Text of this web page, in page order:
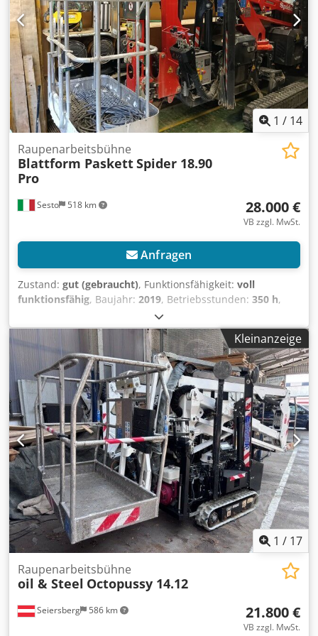
Lightlift 26.14 IIIS * 2018 * Diesel und 230 Volt * 1777
Betriebsstunden * 26 Meter Arbeitshöhe * 14 Meter
horizontale Reichweite * Verstellbare Ketten *
Fernbedienung * Verstellbare Abstützungen *
Abstützmaschine Dcedpfxswgc Scs Anpjk * ​​4365 kg
Eigengewicht
1 / 14
Sesto 518 km
Raupenarbeitsbühne
Blattform PaskettSpider 18.90
Pro
28.000 €
VB zzgl. MwSt.
Anfragen
Zustand: gut (gebraucht), Funktionsfähigkeit: voll
funktionsfähig, Baujahr: 2019, Betriebsstunden: 350 h,
, Tragkraft:
Sonstige, Leergewicht:2.600 kg, nächste Prüfung (TÜV):
02/2027
, Kraftstofftyp: Diesel, Raupenhebebühne Model
Spider 18.90 pro 2019 Dedpfx Anszqyb Tepsck
Kleinanzeige
1 / 17
Seiersberg 586 km
Raupenarbeitsbühne
oil & Steel Octopussy 14.12
21.800 €
VB zzgl. MwSt.